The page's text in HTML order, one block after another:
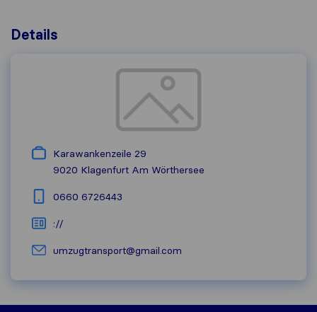
Details
Karawankenzeile 29
9020 Klagenfurt Am Wörthersee
0660 6726443
://
umzugtransport@gmail.com